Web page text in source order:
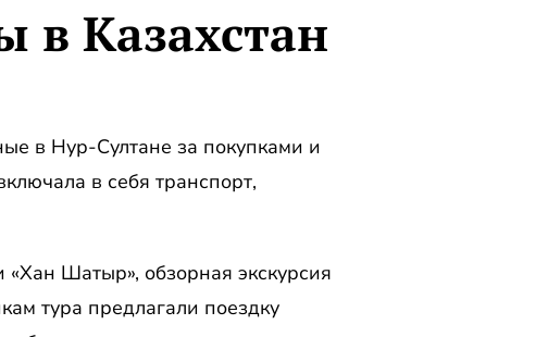
в Казахстан
в Нур-Султане за покупками и
в себя транспорт,
Шатыр», обзорная экскурсия
тура предлагали поездку